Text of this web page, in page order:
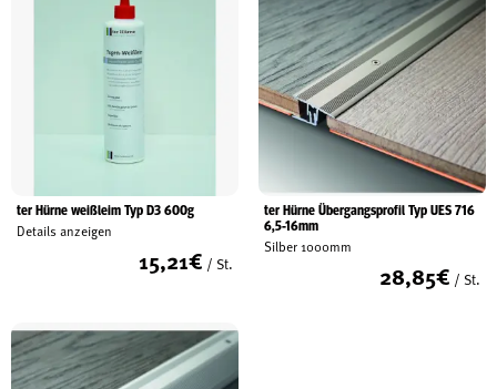
ter Hürne weißleim Typ D3 600g
Details anzeigen
15,21€ / St.
ter Hürne Übergangsprofil Typ UES 716
6,5-16mm
Silber 1000mm
28,85€ / St.